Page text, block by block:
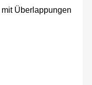
Überlappungen